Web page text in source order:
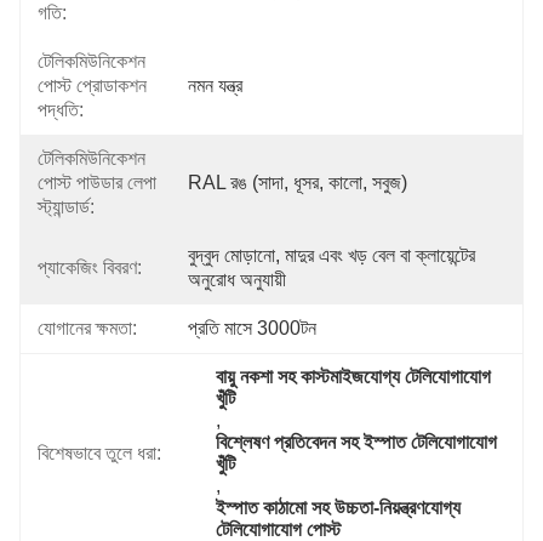
গতি:
টেলিকমিউনিকেশন
পোস্ট প্রোডাকশন
পদ্ধতি:
নমন যন্ত্র
টেলিকমিউনিকেশন
পোস্ট পাউডার লেপা
স্ট্যান্ডার্ড:
RAL রঙ (সাদা, ধূসর, কালো, সবুজ)
প্যাকেজিং বিবরণ:
বুদ্বুদ মোড়ানো, মাদুর এবং খড় বেল বা ক্লায়েন্টের
অনুরোধ অনুযায়ী
যোগানের ক্ষমতা: প্রতি মাসে 3000টন
বিশেষভাবে তুলে ধরা:
বায়ু নকশা সহ কাস্টমাইজযোগ্য টেলিযোগাযোগ
খুঁটি
,
বিশ্লেষণ প্রতিবেদন সহ ইস্পাত টেলিযোগাযোগ
খুঁটি
,
ইস্পাত কাঠামো সহ উচ্চতা-নিয়ন্ত্রণযোগ্য
টেলিযোগাযোগ পোস্ট